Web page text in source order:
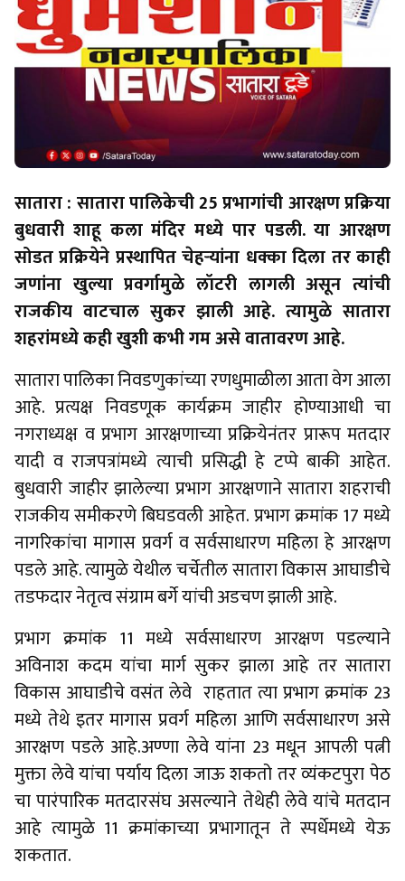
सातारा : सातारा पालिकेची 25 प्रभागांची आरक्षण प्रक्रिया
बुधवारी शाहू कला मंदिर मध्ये पार पडली. या आरक्षण
सोडत प्रक्रियेने प्रस्थापित चेहऱ्यांना धक्का दिला तर काही
जणांना खुल्या प्रवर्गामुळे लॉटरी लागली असून त्यांची
राजकीय वाटचाल सुकर झाली आहे. त्यामुळे सातारा
शहरांमध्ये कही खुशी कभी गम असे वातावरण आहे.
सातारा पालिका निवडणुकांच्या रणधुमाळीला आता वेग आला
आहे. प्रत्यक्ष निवडणूक कार्यक्रम जाहीर होण्याआधी चा
नगराध्यक्ष व प्रभाग आरक्षणाच्या प्रक्रियेनंतर प्रारूप मतदार
यादी व राजपत्रांमध्ये त्याची प्रसिद्धी हे टप्पे बाकी आहेत.
बुधवारी जाहीर झालेल्या प्रभाग आरक्षणाने सातारा शहराची
राजकीय समीकरणे बिघडवली आहेत. प्रभाग क्रमांक 17 मध्ये
नागरिकांचा मागास प्रवर्ग व सर्वसाधारण महिला हे आरक्षण
पडले आहे. त्यामुळे येथील चर्चेतील सातारा विकास आघाडीचे
तडफदार नेतृत्व संग्राम बर्गे यांची अडचण झाली आहे.
प्रभाग क्रमांक 11 मध्ये सर्वसाधारण आरक्षण पडल्याने
अविनाश कदम यांचा मार्ग सुकर झाला आहे तर सातारा
विकास आघाडीचे वसंत लेवे राहतात त्या प्रभाग क्रमांक 23
मध्ये तेथे इतर मागास प्रवर्ग महिला आणि सर्वसाधारण असे
आरक्षण पडले आहे.अण्णा लेवे यांना 23 मधून आपली पत्नी
मुक्ता लेवे यांचा पर्याय दिला जाऊ शकतो तर व्यंकटपुरा पेठ
चा पारंपारिक मतदारसंघ असल्याने तेथेही लेवे यांचे मतदान
आहे त्यामुळे 11 क्रमांकाच्या प्रभागातून ते स्पर्धेमध्ये येऊ
शकतात.